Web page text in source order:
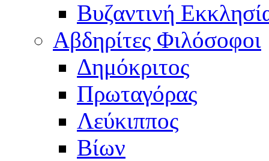
Βυζαντινή
Αβδηρίτες Φιλόσοφοι
Δημόκριτος
Πρωταγόρας
Λεύκιππος
Βίων